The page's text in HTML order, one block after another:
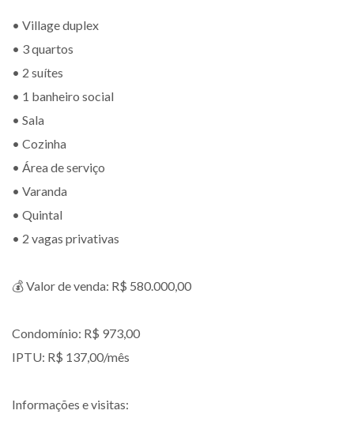
• Village duplex
• 3 quartos
• 2 suítes
• 1 banheiro social
• Sala
• Cozinha
• Área de serviço
• Varanda
• Quintal
• 2 vagas privativas
💰 Valor de venda: R$ 580.000,00
Condomínio: R$ 973,00
IPTU: R$ 137,00/mês
Informações e visitas: